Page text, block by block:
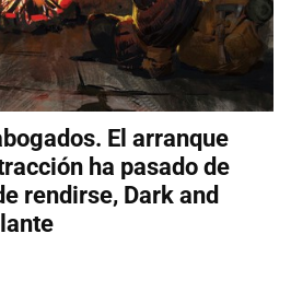
El arranque
ha pasado de
rendirse, Dark and